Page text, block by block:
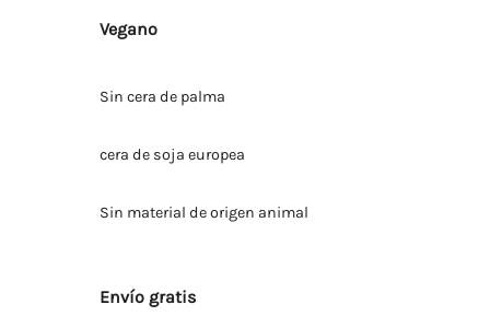
Vegano
Sin cera de palma
cera de soja europea
Sin material de origen animal
Envío gratis